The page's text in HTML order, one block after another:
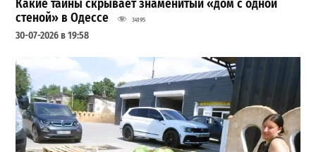
Какие тайны скрывает знаменитый «дом с одной
стеной» в Одессе
34195
30-07-2026 в 19:58